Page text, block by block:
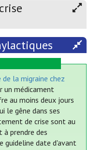
de la migraine chez
un médicament
au moins deux jours
le gêne dans ses
de crise sont au
prendre des
guideline date d'avant